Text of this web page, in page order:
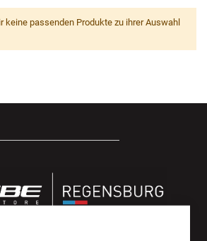
keine passenden Produkte zu ihrer Auswahl